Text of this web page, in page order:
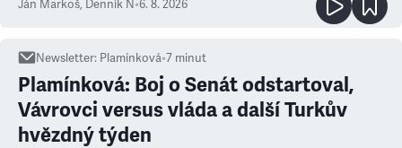
Ján Markoš, Denník N•6. 8. 2026
Newsletter: Plamínková•7 minut
Plamínková: Boj o Senát odstartoval,
Vávrovci versus vláda a další Turkův
hvězdný týden